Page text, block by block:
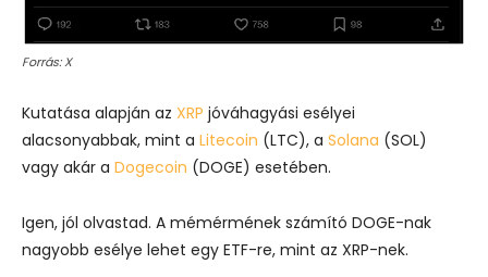
Forrás: X
Kutatása alapján az XRP jóváhagyási esélyei
alacsonyabbak, mint a Litecoin (LTC), a Solana (SOL)
vagy akár a Dogecoin (DOGE) esetében.
Igen, jól olvastad. A mémérmének számító DOGE-nak
nagyobb esélye lehet egy ETF-re, mint az XRP-nek.